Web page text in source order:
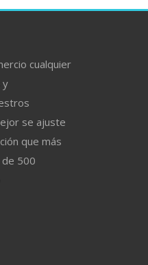
cualquier
y
se ajuste
que más
500